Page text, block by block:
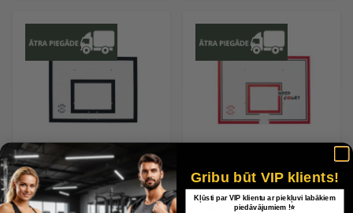
Basketbola groza
vairogs 120x90cm,
Basketbola groza
vairogs 120x90cm,
Gribu būt VIP klients!
Kļūsti par VIP klientu ar piekļuvi labākiem
piedāvājumiem !⭐